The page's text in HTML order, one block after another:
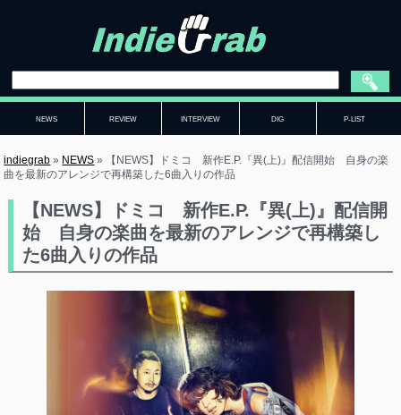
NEWS REVIEW INTERVIEW DIG P-LIST
indiegrab » NEWS »
【NEWS】ドミコ 新作E.P.『異(上)』配信開始 自身の楽
曲を最新のアレンジで再構築した6曲入りの作品
【NEWS】ドミコ 新作E.P.『異(上)』配信開
始 自身の楽曲を最新のアレンジで再構築し
た6曲入りの作品